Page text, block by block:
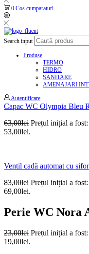
0 Cos cumparaturi
Search input
Produse
TERMO
HIDRO
SANITARE
AMENAJARI
Autentificare
Capac WC Olympia Bleu
63,00lei Prețul inițial a
53,00lei.
Ventil cadă automat cu
83,00lei Prețul inițial a
69,00lei.
Perie WC Nora
23,00lei Prețul inițial a
19,00lei.